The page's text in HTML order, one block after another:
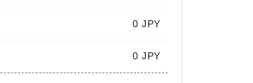
0 JPY
0 JPY